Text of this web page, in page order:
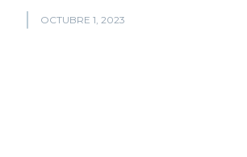
OCTUBRE 1, 2023